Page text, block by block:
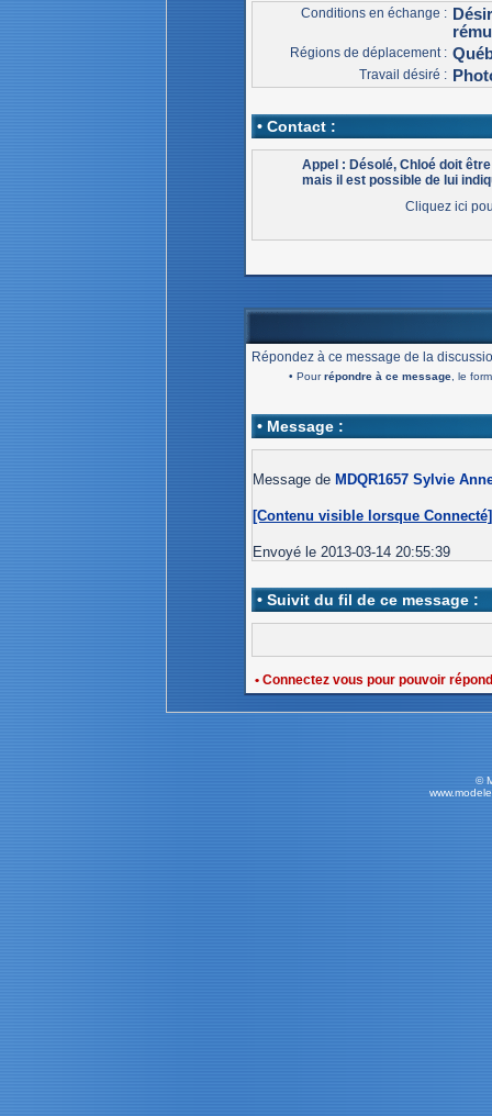
Conditions en échange :
Régions de déplacement :
Travail désiré :
• Contact :
Appel : Désolé, Chloé doit
mais il est possible de lui
Cliquez ici
Répondez à ce message de la
• Pourrépondre à ce message, le
• Message :
Message de MDQR1657 Sylvie
[Contenu visible lorsque Connecté]
Envoyé le 2013-03-14 20:55:39
• Suivit du fil de ce message :
• Connectez vous pour pouvoir
©